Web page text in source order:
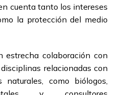
cuenta tanto los intereses
la protección del medio
estrecha colaboración con
relacionadas con
como biólogos,